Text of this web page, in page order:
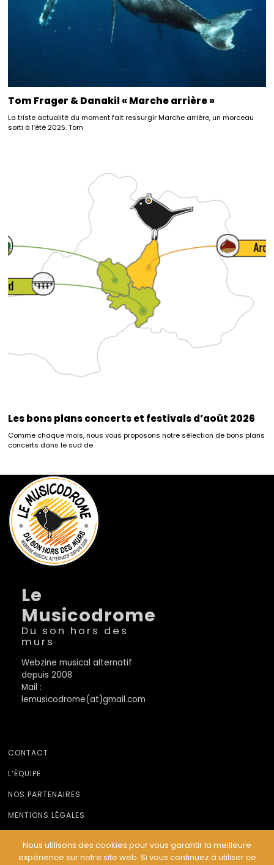
Tom Frager & Danakil « Marche arrière »
La triste actualité du moment fait ressurgir Marche arrière, un morceau
sorti à l’été 2025. Tom
Les bons plans concerts et festivals d’août 2026
Comme chaque mois, nous vous proposons notre sélection de bons plans
concerts dans le sud de
Le
Musicodrome
Du son hors des
murs
Webzine musical alternatif
depuis 2008
Mail :
lemusicodrome(at)gmail.com
CONTACT
L’ÉQUIPE
NOS PARTENAIRES
MENTIONS LÉGALES
Nous utilisons des cookies pour vous garantir la meilleure
expérience sur notre site web. Si vous continuez à utiliser ce